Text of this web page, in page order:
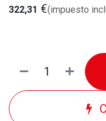
322,31 €(impuesto